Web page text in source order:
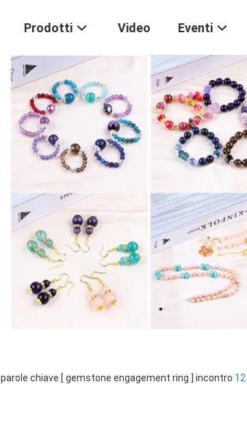
Prodotti Video Eventi
parole chiave [ gemstone engagement ring ] incontro 12